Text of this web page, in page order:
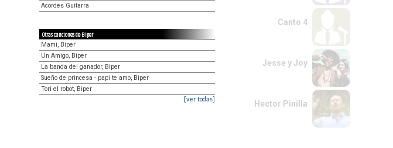
Acordes Guitarra
Otras canciones de Biper
Mami, Biper
Un Amigo, Biper
La banda del ganador, Biper
Sueño de princesa - papi te amo, Biper
Tori el robot, Biper
[ver todas]
Canto 4
Jesse y Joy
Hector Pinilla